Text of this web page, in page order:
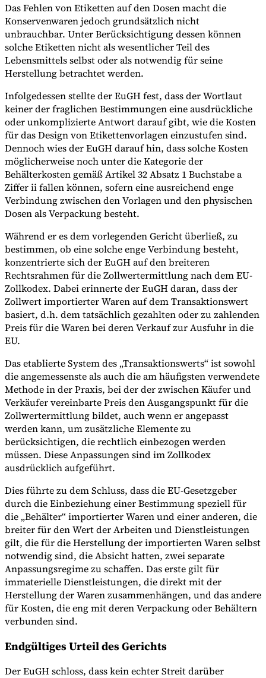
Das Fehlen von Etiketten auf den Dosen macht die
Konservenwaren jedoch grundsätzlich nicht
unbrauchbar. Unter Berücksichtigung dessen können
solche Etiketten nicht als wesentlicher Teil des
Lebensmittels selbst oder als notwendig für seine
Herstellung betrachtet werden.
Infolgedessen stellte der EuGH fest, dass der Wortlaut
keiner der fraglichen Bestimmungen eine ausdrückliche
oder unkomplizierte Antwort darauf gibt, wie die Kosten
für das Design von Etikettenvorlagen einzustufen sind.
Dennoch wies der EuGH darauf hin, dass solche Kosten
möglicherweise noch unter die Kategorie der
Behälterkosten gemäß Artikel 32 Absatz 1 Buchstabe a
Ziffer ii fallen können, sofern eine ausreichend enge
Verbindung zwischen den Vorlagen und den physischen
Dosen als Verpackung besteht.
Während er es dem vorlegenden Gericht überließ, zu
bestimmen, ob eine solche enge Verbindung besteht,
konzentrierte sich der EuGH auf den breiteren
Rechtsrahmen für die Zollwertermittlung nach dem EU-
Zollkodex. Dabei erinnerte der EuGH daran, dass der
Zollwert importierter Waren auf dem Transaktionswert
basiert, d.h. dem tatsächlich gezahlten oder zu zahlenden
Preis für die Waren bei deren Verkauf zur Ausfuhr in die
EU.
Das etablierte System des „Transaktionswerts“ ist sowohl
die angemessenste als auch die am häufigsten verwendete
Methode in der Praxis, bei der der zwischen Käufer und
Verkäufer vereinbarte Preis den Ausgangspunkt für die
Zollwertermittlung bildet, auch wenn er angepasst
werden kann, um zusätzliche Elemente zu
berücksichtigen, die rechtlich einbezogen werden
müssen. Diese Anpassungen sind im Zollkodex
ausdrücklich aufgeführt.
Dies führte zu dem Schluss, dass die EU-Gesetzgeber
durch die Einbeziehung einer Bestimmung speziell für
die „Behälter“ importierter Waren und einer anderen, die
breiter für den Wert der Arbeiten und Dienstleistungen
gilt, die für die Herstellung der importierten Waren selbst
notwendig sind, die Absicht hatten, zwei separate
Anpassungsregime zu schaffen. Das erste gilt für
immaterielle Dienstleistungen, die direkt mit der
Herstellung der Waren zusammenhängen, und das andere
für Kosten, die eng mit deren Verpackung oder Behältern
verbunden sind.
Endgültiges Urteil des Gerichts
Der EuGH schloss, dass kein echter Streit darüber